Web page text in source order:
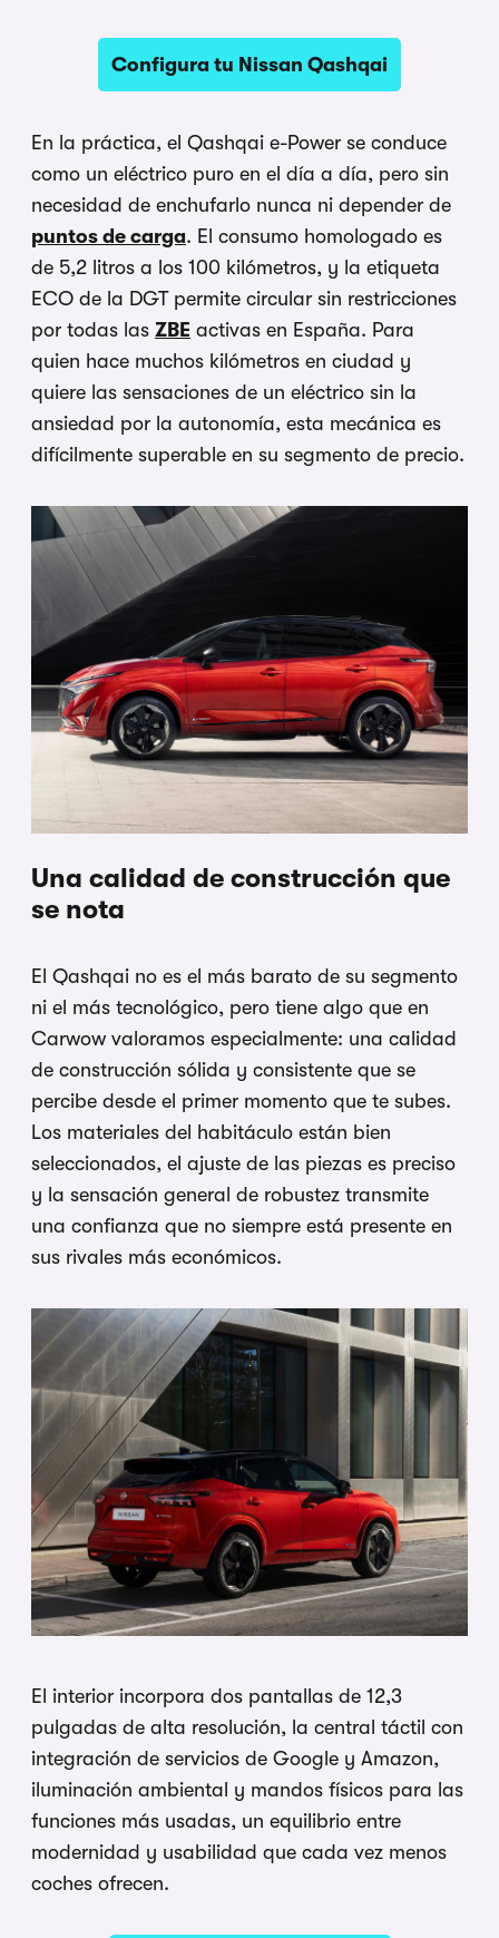
Configura tu Nissan Qashqai
En la práctica, el Qashqai e-Power se conduce
como un eléctrico puro en el día a día, pero sin
necesidad de enchufarlo nunca ni depender de
puntos de carga. El consumo homologado es
de 5,2 litros a los 100 kilómetros, y la etiqueta
ECO de la DGT permite circular sin restricciones
por todas las ZBE activas en España. Para
quien hace muchos kilómetros en ciudad y
quiere las sensaciones de un eléctrico sin la
ansiedad por la autonomía, esta mecánica es
difícilmente superable en su segmento de precio.
Una calidad de construcción que
se nota
El Qashqai no es el más barato de su segmento
ni el más tecnológico, pero tiene algo que en
Carwow valoramos especialmente: una calidad
de construcción sólida y consistente que se
percibe desde el primer momento que te subes.
Los materiales del habitáculo están bien
seleccionados, el ajuste de las piezas es preciso
y la sensación general de robustez transmite
una confianza que no siempre está presente en
sus rivales más económicos.
El interior incorpora dos pantallas de 12,3
pulgadas de alta resolución, la central táctil con
integración de servicios de Google y Amazon,
iluminación ambiental y mandos físicos para las
funciones más usadas, un equilibrio entre
modernidad y usabilidad que cada vez menos
coches ofrecen.